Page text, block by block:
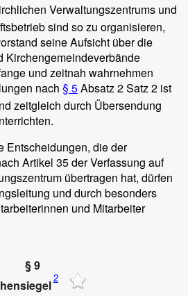
Verwaltungszentrums und
sind so zu organisieren,
seine Aufsicht über die
Kirchengemeindeverbände
und zeitnah wahrnehmen
nach § 5Absatz 2 Satz 2 ist
zeitgleich durch Übersendung
Entscheidungen, die der
Artikel 35 der Verfassung auf
übertragen hat, dürfen
und durch besonders
und Mitarbeiter
§ 9
2